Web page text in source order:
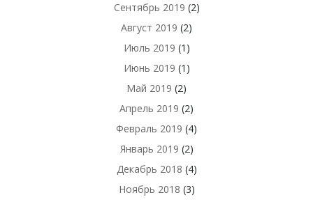
Сентябрь 2019 (2)
Август 2019 (2)
Июль 2019 (1)
Июнь 2019 (1)
Май 2019 (2)
Апрель 2019 (2)
Февраль 2019 (4)
Январь 2019 (2)
Декабрь 2018 (4)
Ноябрь 2018 (3)